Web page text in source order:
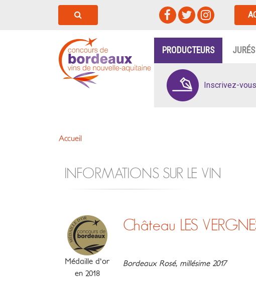
PRODUCTEURS JURÉS
Inscrivez-vous
Accueil
INFORMATIONS SUR LE VIN
Médaille d'or
en 2018
Château LES
Bordeaux Rosé, millésime 2017